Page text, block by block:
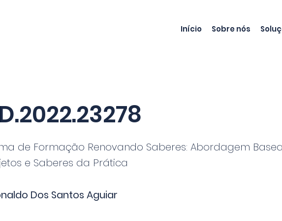
Início Sobre nós
de Formação Renovando Saberes: Abordagem
e Saberes da Prática
Dos Santos Aguiar